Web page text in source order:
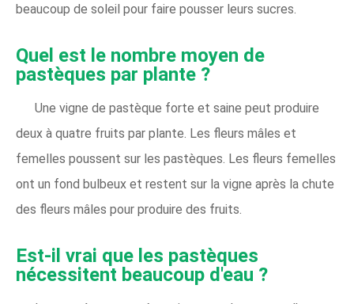
beaucoup de soleil pour faire pousser leurs sucres.
Quel est le nombre moyen de
pastèques par plante ?
Une vigne de pastèque forte et saine peut produire
deux à quatre fruits par plante. Les fleurs mâles et
femelles poussent sur les pastèques. Les fleurs femelles
ont un fond bulbeux et restent sur la vigne après la chute
des fleurs mâles pour produire des fruits.
Est-il vrai que les pastèques
nécessitent beaucoup d'eau ?